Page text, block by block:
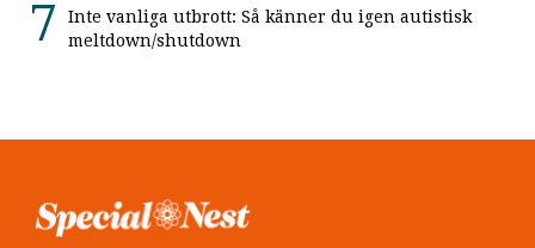
Inte vanliga utbrott: Så känner du igen autistisk
meltdown/shutdown